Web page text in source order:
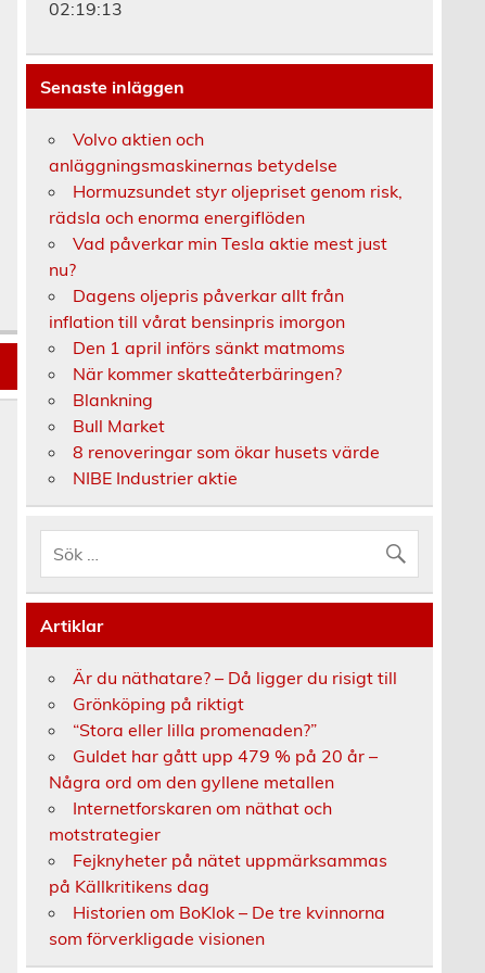
02:19:13
Senaste inläggen
Volvo aktien och
anläggningsmaskinernas betydelse
Hormuzsundet styr oljepriset genom risk,
rädsla och enorma energiflöden
Vad påverkar min Tesla aktie mest just
nu?
Dagens oljepris påverkar allt från
inflation till vårat bensinpris imorgon
Den 1 april införs sänkt matmoms
När kommer skatteåterbäringen?
Blankning
Bull Market
8 renoveringar som ökar husets värde
NIBE Industrier aktie
Artiklar
Är du näthatare? – Då ligger du risigt till
Grönköping på riktigt
“Stora eller lilla promenaden?”
Guldet har gått upp 479 % på 20 år –
Några ord om den gyllene metallen
Internetforskaren om näthat och
motstrategier
Fejknyheter på nätet uppmärksammas
på Källkritikens dag
Historien om BoKlok – De tre kvinnorna
som förverkligade visionen